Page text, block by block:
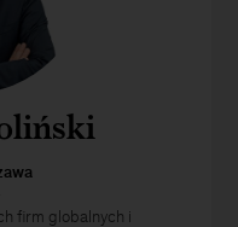
firm globalnych i